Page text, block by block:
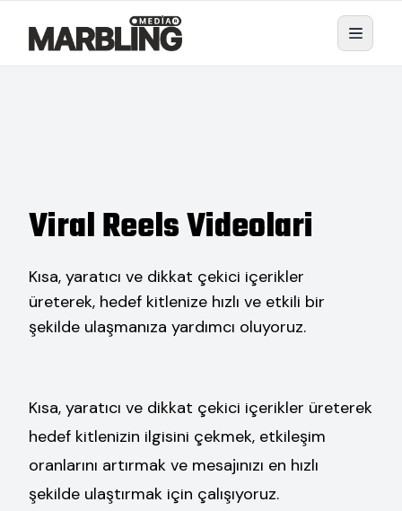
Viral Reels Videolari
Kısa, yaratıcı ve dikkat çekici içerikler
üreterek, hedef kitlenize hızlı ve etkili bir
şekilde ulaşmanıza yardımcı oluyoruz.
Kısa, yaratıcı ve dikkat çekici içerikler üreterek
hedef kitlenizin ilgisini çekmek, etkileşim
oranlarını artırmak ve mesajınızı en hızlı
şekilde ulaştırmak için çalışıyoruz.